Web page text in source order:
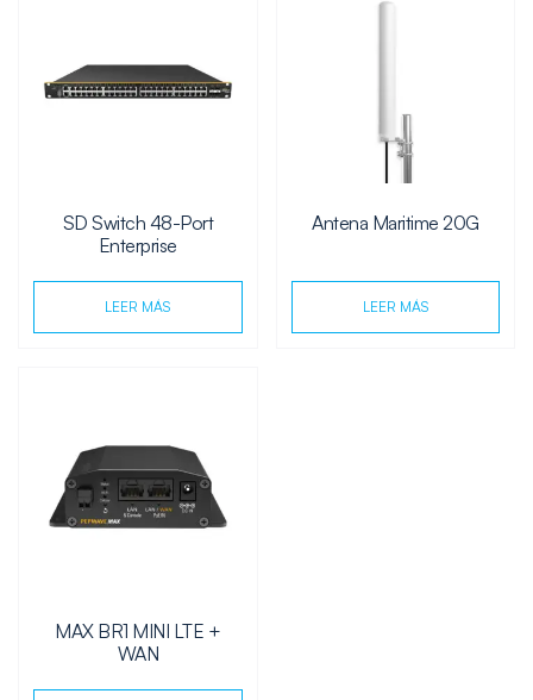
SD Switch 48-Port
Enterprise
LEER MÁS
Antena Maritime 20G
LEER MÁS
MAX BR1 MINI LTE +
WAN